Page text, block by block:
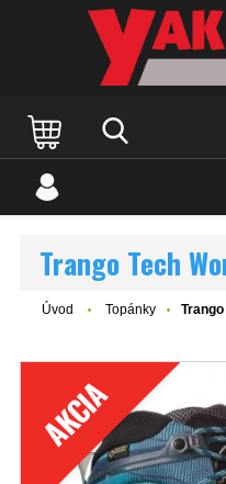
Trango Tech
Úvod Topánky
AKCIA